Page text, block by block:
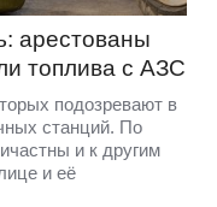
арестованы
топлива с АЗС
подозревают в
станций. По
и к другим
и её